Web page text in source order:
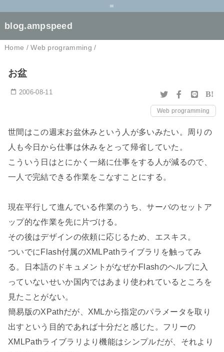
=
blog.ampspeed
Home /Web programming /
お盆
2006-08-11 B!
Web programming
世間はこの週末お盆休みという人が多いみたい。周りの
人も今日から仕事は休みをとって帰省していた。
こういう日はとにかく一緒に仕事をする人が減るので、
一人で完結できる作業をこなすことにする。
現在平行して進んでいる作業のうち、サーバのセットア
ップ的な作業を先に片づける。
その後はデザインの依頼に応じるため、エスキス。
ついでにFlash付属のXMLPathライブラリを触ってみ
る。日本語のドキュメントがなぜかFlashのヘルプに入
っていないせいか国内ではあまり使われているところを
見たことがない。
簡易版のXPathだが、XMLから指定のパラメータを取り
出すという目的であれば十分だと感じた。フリーの
XMLPathライブラリより機能はシンプルだが、それより